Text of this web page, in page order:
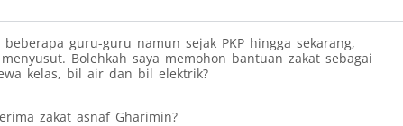
guru-guru namun sejak PKP hingga sekarang,
Bolehkah saya memohon bantuan zakat sebagai
kelas, bil air dan bil elektrik?
zakat asnaf Gharimin?